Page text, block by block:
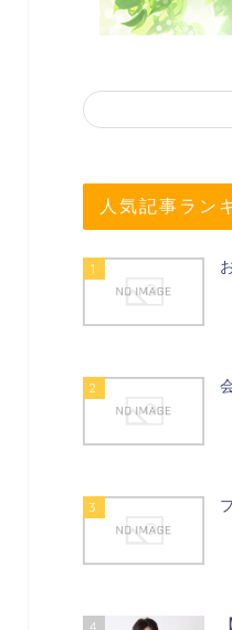
人気記事ラン
1
2
3
4